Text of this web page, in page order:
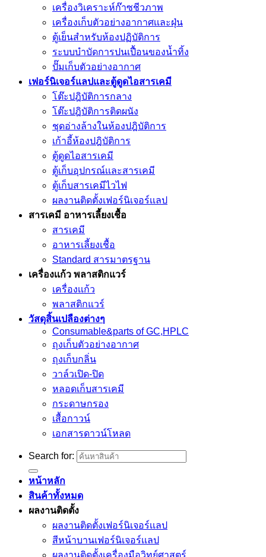
เครื่องวิเคราะห์ก๊าซชีวภาพ
เครื่องเก็บตัวอย่างอากาศเเละฝุ่น
ตู้เย็นสำหรับห้องปฏิบัติการ
ระบบบำบัดการปนเปื้อนของน้ำทิ้ง
ปั๊มเก็บตัวอย่างอากาศ
เฟอร์นิเจอร์แลปและตู้ดูดไอสารเคมี
โต๊ะปฎิบัติการกลาง
โต๊ะปฎิบัติการติดผนัง
ชุดอ่างล้างในห้องปฎิบัติการ
เก้าอี้ห้องปฎิบัติการ
ตู้ดูดไอสารเคมี
ตู้เก็บอุปกรณ์เเละสารเคมี
ตู้เก็บสารเคมีไวไฟ
ผลงานติดตั้งเฟอร์นิเจอร์เเลป
สารเคมี อาหารเลี้ยงเชื้อ
สารเคมี
อาหารเลี้ยงเชื้อ
Standard สารมาตรฐาน
เครื่องเเก้ว พลาสติกแวร์
เครื่องเเก้ว
พลาสติกแวร์
วัสดุสิ้นเปลืองต่างๆ
Consumable&parts of GC,HPLC
ถุงเก็บตัวอย่างอากาศ
ถุงเก็บกลิ่น
วาล์วเปิด-ปิด
หลอดเก็บสารเคมี
กระดาษกรอง
เสื้อกาวน์
เอกสารดาวน์โหลด
Search for:
หน้าหลัก
สินค้าทั้งหมด
ผลงานติดตั้ง
ผลงานติดตั้งเฟอร์นิเจอร์เเลป
สีหน้าบานเฟอร์นิเจอร์เเลป
ผลงานติดตั้งเครื่องมือวิทย์ศาสตร์